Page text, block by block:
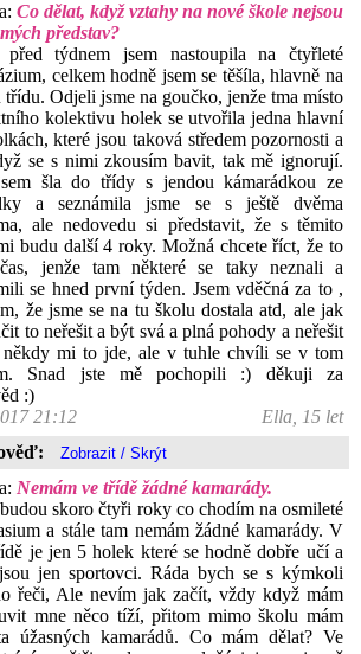
Co dělat, když vztahy na nové škole nejsou
představ?
před týdnem jsem nastoupila na čtyřleté
celkem hodně jsem se těšíla, hlavně na
třídu. Odjeli jsme na goučko, jenže tma místo
kolektivu holek se utvořila jedna hlavní
které jsou taková středem pozornosti a
se s nimi zkousím bavit, tak mě ignorují.
šla do třídy s jendou kámarádkou ze
a seznámila jsme se s ještě dvěma
ale nedovedu si představit, že s těmito
budu další 4 roky. Možná chcete říct, že to
jenže tam některé se taky neznali a
se hned první týden. Jsem vděčná za to ,
že jsme se na tu školu dostala atd, ale jak
to neřešit a být svá a plná pohody a neřešit
mi to jde, ale v tuhle chvíli se v tom
Snad jste mě pochopili :) děkuji za
:)
21:12
Ella, 15 let
Nemám ve třídě žádné kamarády.
skoro čtyři roky co chodím na osmileté
a stále tam nemám žádné kamarády. V
je jen 5 holek které se hodně dobře učí a
jen sportovci. Ráda bych se s kýmkoli
řeči, Ale nevím jak začít, vždy když mám
mne něco tíží, přitom mimo školu mám
úžasných kamarádů. Co mám dělat? Ve